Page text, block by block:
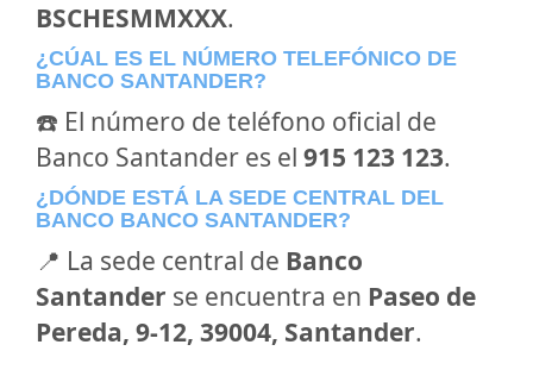
BSCHESMMXXX.
¿CÚAL ES EL NÚMERO TELEFÓNICO DE
BANCO SANTANDER?
☎️ El número de teléfono oficial de
Banco Santander es el 915 123 123.
¿DÓNDE ESTÁ LA SEDE CENTRAL DEL
BANCO BANCO SANTANDER?
📍 La sede central de Banco
Santander se encuentra en Paseo de
Pereda, 9-12, 39004, Santander.